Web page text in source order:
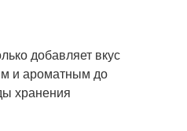
добавляет вкус
и ароматным до
хранения